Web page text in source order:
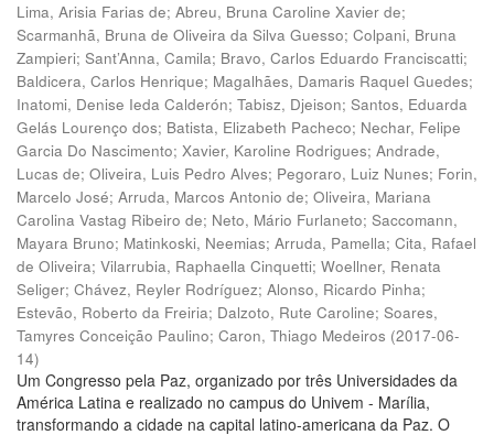
Lima, Arisia Farias de; Abreu, Bruna Caroline Xavier de;
Scarmanhã, Bruna de Oliveira da Silva Guesso; Colpani, Bruna
Zampieri; Sant’Anna, Camila; Bravo, Carlos Eduardo Franciscatti;
Baldicera, Carlos Henrique; Magalhães, Damaris Raquel Guedes;
Inatomi, Denise Ieda Calderón; Tabisz, Djeison; Santos, Eduarda
Gelás Lourenço dos; Batista, Elizabeth Pacheco; Nechar, Felipe
Garcia Do Nascimento; Xavier, Karoline Rodrigues; Andrade,
Lucas de; Oliveira, Luis Pedro Alves; Pegoraro, Luiz Nunes; Forin,
Marcelo José; Arruda, Marcos Antonio de; Oliveira, Mariana
Carolina Vastag Ribeiro de; Neto, Mário Furlaneto; Saccomann,
Mayara Bruno; Matinkoski, Neemias; Arruda, Pamella; Cita, Rafael
de Oliveira; Vilarrubia, Raphaella Cinquetti; Woellner, Renata
Seliger; Chávez, Reyler Rodríguez; Alonso, Ricardo Pinha;
Estevão, Roberto da Freiria; Dalzoto, Rute Caroline; Soares,
Tamyres Conceição Paulino; Caron, Thiago Medeiros (2017-06-
14)
Um Congresso pela Paz, organizado por três Universidades da
América Latina e realizado no campus do Univem - Marília,
transformando a cidade na capital latino-americana da Paz. O